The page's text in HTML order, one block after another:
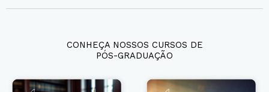
CONHEÇA NOSSOS CURSOS DE
PÓS-GRADUAÇÃO